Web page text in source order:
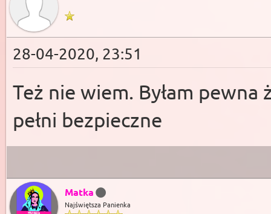
28-04-2020, 23:51
Też nie wiem. Byłam
pełni bezpieczne
Matka
Najświętsza Panienka